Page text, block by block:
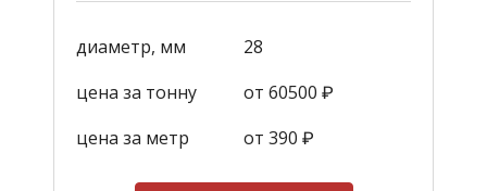
диаметр, мм
28
цена за тонну
от 60500 ₽
цена за метр
от 390 ₽